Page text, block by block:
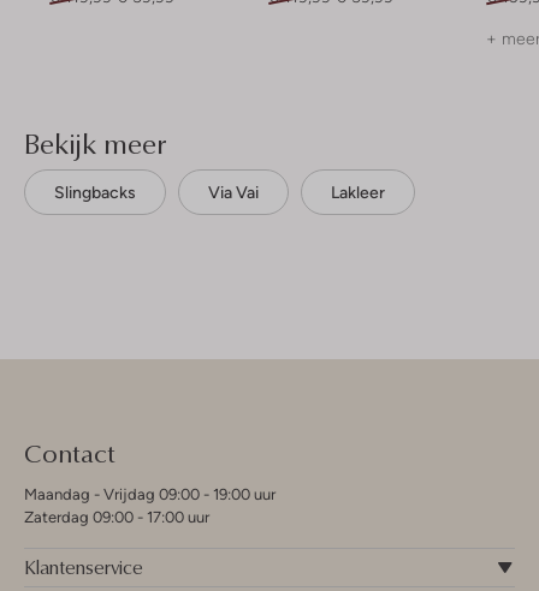
+
Bekijk meer
Slingbacks Via Vai Lakleer
Contact
Maandag - Vrijdag 09:00 - 19:00 uur
Zaterdag 09:00 - 17:00 uur
Klantenservice